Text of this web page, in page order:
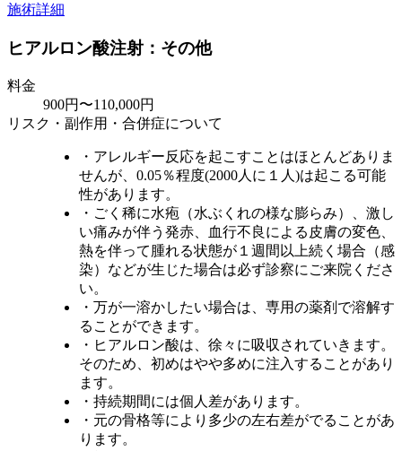
施術詳細
ヒアルロン酸注射：その他
料金
900円〜110,000円
リスク・副作用・合併症について
・アレルギー反応を起こすことはほとんどありま
せんが、0.05％程度(2000人に１人)は起こる可能
性があります。
・ごく稀に水疱（水ぶくれの様な膨らみ）、激し
い痛みが伴う発赤、血行不良による皮膚の変色、
熱を伴って腫れる状態が１週間以上続く場合（感
染）などが生じた場合は必ず診察にご来院くださ
い。
・万が一溶かしたい場合は、専用の薬剤で溶解す
ることができます。
・ヒアルロン酸は、徐々に吸収されていきます。
そのため、初めはやや多めに注入することがあり
ます。
・持続期間には個人差があります。
・元の骨格等により多少の左右差がでることがあ
ります。